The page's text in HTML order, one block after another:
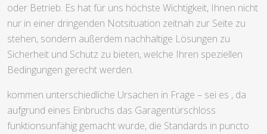
oder Betrieb. Es hat für uns höchste Wichtigkeit, Ihnen nicht
nur in einer dringenden Notsituation zeitnah zur Seite zu
stehen, sondern außerdem nachhaltige Lösungen zu
Sicherheit und Schutz zu bieten, welche Ihren speziellen
Bedingungen gerecht werden.
kommen unterschiedliche Ursachen in Frage – sei es , da
aufgrund eines Einbruchs das Garagentürschloss
funktionsunfähig gemacht wurde, die Standards in puncto